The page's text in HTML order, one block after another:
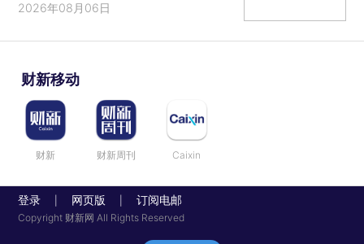
2026年08月06日
财新移动
财新 财新周刊 Caixin
登录 网页版 订阅电邮
Copyright 财新网 All Rights Reserved